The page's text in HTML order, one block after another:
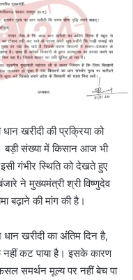
खरीदी की प्रक्रिया को
बड़ी संख्या में किसान आज भी
गंभीर स्थिति को देखते हुए
ने मुख्यमंत्री श्री विष्णुदेव
बढ़ाने की मांग की है।
खरीदी का अंतिम दिन है,
कट पाया है। इसके कारण
समर्थन मूल्य पर नहीं बेच पा